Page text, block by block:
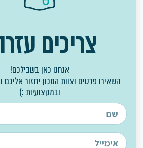
צריכים
אנחנו כאן בשבילכם!
השאירו פרטים וצוות המכון יחזור אליכם
ובמקצועיות :)